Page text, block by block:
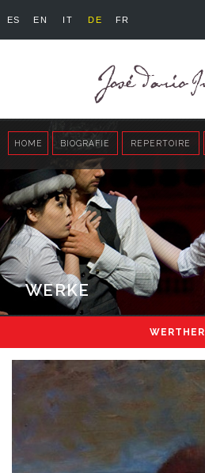
ES EN IT DE FR
HOME BIOGRAFIE REPERTOIRE
WERKE
WERTHER